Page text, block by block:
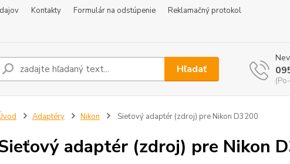
Kontakty Formulár na odstúpenie
Reklamačný protokol
Hľadať
Adaptéry Nikon Sieťový adaptér (zdroj) pre Nikon D3200
adaptér (zdroj) pre Nikon